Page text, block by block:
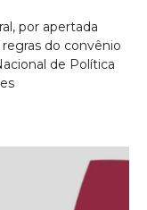
por apertada
do convênio
de Política